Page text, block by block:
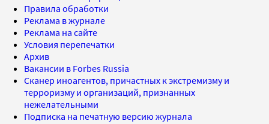
Правила обработки
Реклама в журнале
Реклама на сайте
Условия перепечатки
Архив
Вакансии в Forbes Russia
Сканер иноагентов, причастных к экстремизму и
терроризму и организаций, признанных
нежелательными
Подписка на печатную версию журнала